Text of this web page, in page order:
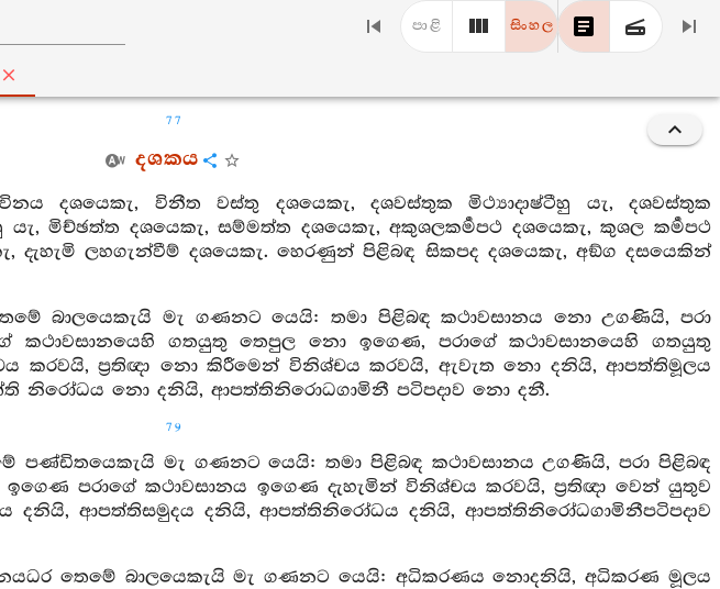
පාළි සිංහල
77
දශකය
දශයෙකැ, විනීත වස්තු දශයෙකැ, දශවස්තුක මිථ්‍යාදාෂ්ටීහු යැ, දශවස්තුක
යැ, මිච්ඡත්ත දශයෙකැ, සම්මත්ත දශයෙකැ, අකුශලකර්‍මපථ දශයෙකැ, කුශල කර්‍මපථ
දැහැමි ලහගැන්වීම් දශයෙකැ. හෙරණුන් පිළිබඳ සිකපද දශයෙකැ, අඞ්ග දසයෙකින්
බාලයෙකැයි මැ ගණනට යෙයි: තමා පිළිබඳ කථාවසානය නො උගණියි, පරා
කථාවසානයෙහි ගතයුතු තෙපුල නො ඉගෙණ, පරාගේ කථාවසානයෙහි ගතයුතු
කරවයි, ප්‍රතිඥා නො කිරීමෙන් විනිශ්චය කරවයි, ඇවැත නො දනියි, ආපත්තිමූලය
නිරෝධය නො දනියි, ආපත්තිනිරොධගාමිනී පටිපදාව නො දනී.
79
පණ්ඩිතයෙකැයි මැ ගණනට යෙයි: තමා පිළිබඳ කථාවසානය උගණියි, පරා පිළිබඳ
පරාගේ කථාවසානය ඉගෙණ දැහැමින් විනිශ්චය කරවයි, ප්‍රතිඥා වෙන් යුතුව
දනියි, ආපත්තිසමුදය දනියි, ආපත්තිනිරෝධය දනියි, ආපත්තිනිරෝධගාමිනීපටිපදාව
තෙමේ බාලයෙකැයි මැ ගණනට යෙයි: අධිකරණය නොදනියි, අධිකරණ මූලය